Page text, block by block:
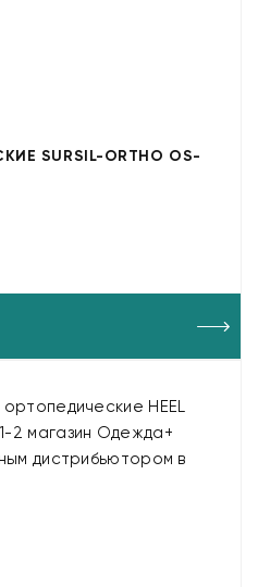
SURSIL-ORTHO OS-